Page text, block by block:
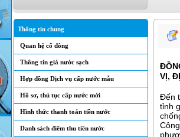
Thông tin chung
Quan hệ cổ đông
Thông tin giá nước sạch
Hợp đồng Dịch vụ cấp nước mẫu
Hồ sơ, thủ tục cấp nước mới
Hình thức thanh toán tiền nước
Danh sách điểm thu tiền nước
VỊ,
Đến
tỉnh